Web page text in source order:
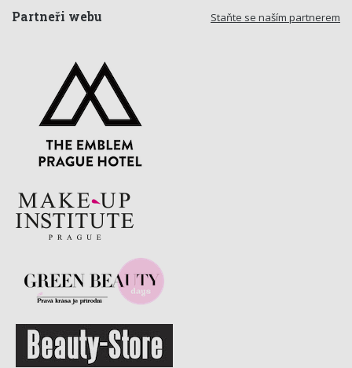
Staňte se naším partnerem
Partneři webu